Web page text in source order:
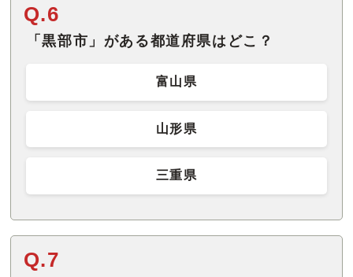
Q.6
「黒部市」がある都道府県はどこ？
富山県
山形県
三重県
Q.7